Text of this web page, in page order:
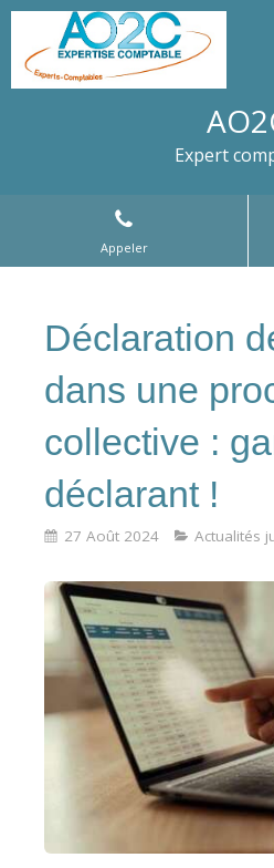
Expert
Appeler
Déclaration
dans une
collective :
déclarant !
27 Août 2024 Actualités